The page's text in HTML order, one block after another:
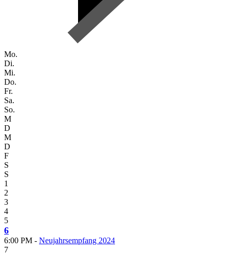
Mo.
Di.
Mi.
Do.
Fr.
Sa.
So.
M
D
M
D
F
S
S
1
2
3
4
5
6
6:00 PM - Neujahrsempfang 2024
7